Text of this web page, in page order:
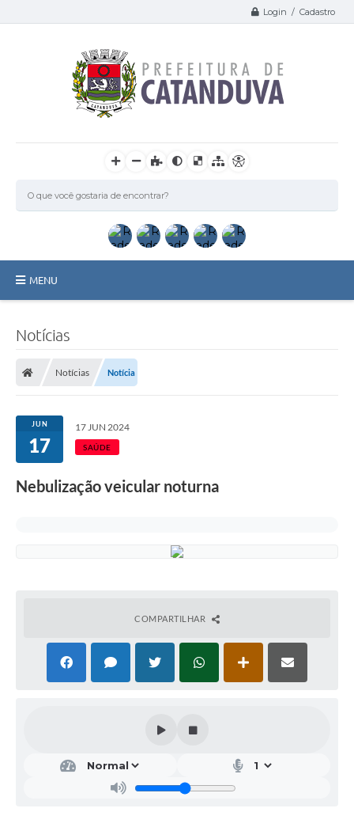
Login / Cadastro
MENU
Licitações / PCA
Transparência
Notícias
Notícias Notícia
JUN
17
17 JUN 2024
SAÚDE
Nebulização veicular noturna
COMPARTILHAR